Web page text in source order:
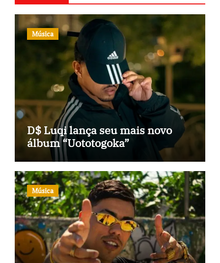
Música
D$ Luqi lança seu mais novo
álbum “Uototogoka”
Música